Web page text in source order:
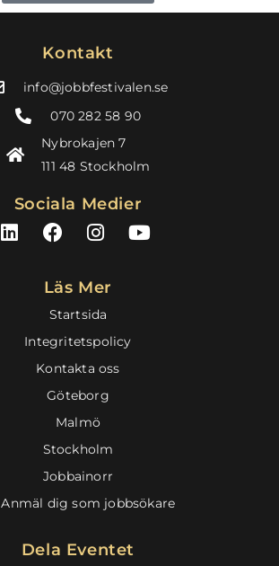
Kontakt
info@jobbfestivalen.se
070 282 58 90
Nybrokajen 7
111 48 Stockholm
Sociala Medier
L
i
F
a
e
b
o
o
k
I
n
t
a
g
r
a
Y
o
Läs Mer
Startsida
Integritetspolicy
Kontakta oss
Göteborg
Malmö
Stockholm
Jobbainorr
Anmäl dig som jobbsökare
Dela Eventet